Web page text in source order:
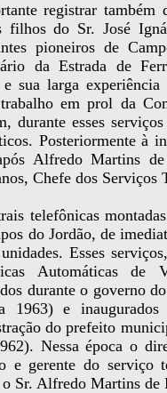
registrar também
filhos do Sr. José
pioneiros de
da Estrada de
sua larga
em prol da
durante esses
Posteriormente à
Alfredo Martins
Chefe dos Serviços
telefônicas
do Jordão, de
Esses
Automáticas
durante o governo
1963) e
do prefeito
Nessa época o
e gerente do serviço
o Sr. Alfredo Martins de